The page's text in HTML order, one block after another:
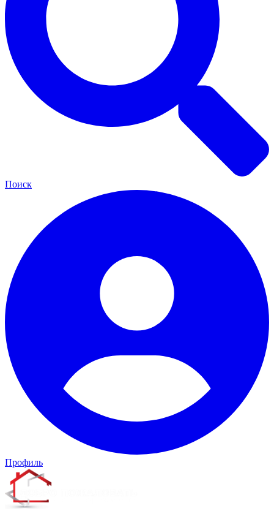
Поиск
Профиль